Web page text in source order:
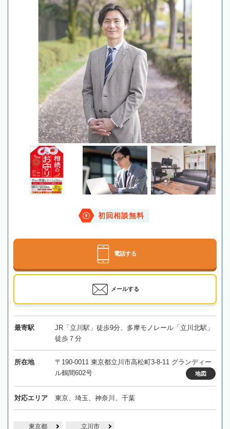
初回相談無料
電話する
メールする
最寄駅
JR「立川駅」徒歩9分、多摩モノレール「立川北駅」
徒歩７分
所在地
〒190-0011 東京都立川市高松町3-8-11 グランディー
ル鶴間602号
地図
対応エリア 東京、埼玉、神奈川、千葉
東京都 立川市